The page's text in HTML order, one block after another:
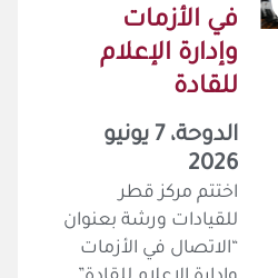
في الأزمات
وإدارة الإعلام
للقادة
الدوحة، 7 يونيو
2026
اختتم مركز قطر
للقيادات ورشة بعنوان
“الاتصال في الأزمات